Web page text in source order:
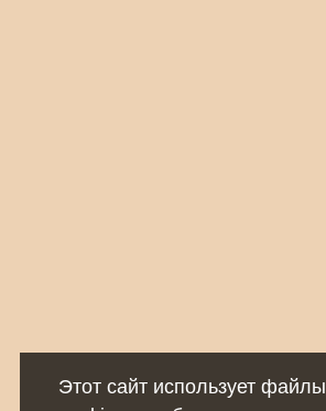
Этот сайт использует файлы